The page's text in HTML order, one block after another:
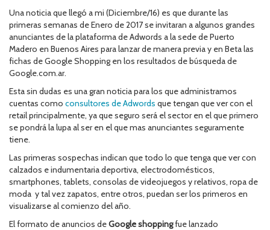
Una noticia que llegó a mi (Diciembre/16) es que durante las
primeras semanas de Enero de 2017 se invitaran a algunos grandes
anunciantes de la plataforma de Adwords a la sede de Puerto
Madero en Buenos Aires para lanzar de manera previa y en Beta las
fichas de Google Shopping en los resultados de búsqueda de
Google.com.ar.
Esta sin dudas es una gran noticia para los que administramos
cuentas como consultores de Adwords que tengan que ver con el
retail principalmente, ya que seguro será el sector en el que primero
se pondrá la lupa al ser en el que mas anunciantes seguramente
tiene.
Las primeras sospechas indican que todo lo que tenga que ver con
calzados e indumentaria deportiva, electrodomésticos,
smartphones, tablets, consolas de videojuegos y relativos, ropa de
moda y tal vez zapatos, entre otros, puedan ser los primeros en
visualizarse al comienzo del año.
El formato de anuncios deGoogle shoppingfue lanzado